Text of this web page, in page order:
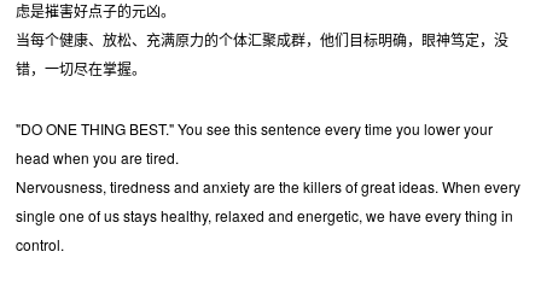
虑是摧害好点子的元凶。
当每个健康、放松、充满原力的个体汇聚成群，他们目标明确，眼神笃定，没
错，一切尽在掌握。
"DO ONE THING BEST." You see this sentence every time you lower your
head when you are tired.
Nervousness, tiredness and anxiety are the killers of great ideas. When every
single one of us stays healthy, relaxed and energetic, we have every thing in
control.